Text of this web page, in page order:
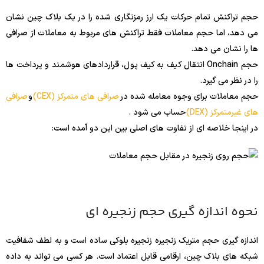
حجم تراکنش تمام حرکات یک ارز رمزنگاری شده را در یک بلاک چین نشان
می دهد، اما حجم معاملات فقط تراکنش های مربوط به معاملات از صرافی
ها را نشان می دهد.
حجم Onchain انتقال کیف به کیف پول، قراردادهای هوشمند و پرداخت ها
را در نظر می گیرد.
حجم معاملات برای وجوه معامله شده درصرافی های متمرکز (CEX) وصرافی
های غیرمتمرکز (DEX)
حساب می شود .
در اینجا خلاصه ای از تفاوت های اصلی بین این دو آمده است:
نحوه اندازه گیری حجم زنجیره ای
اندازه گیری حجم متریک زنجیره زنجیره بلوکی ساده است و به لطف شفافیت
شبکه های بلاک چین، ارقامی قابل اعتماد است. هر کسی می تواند به داده